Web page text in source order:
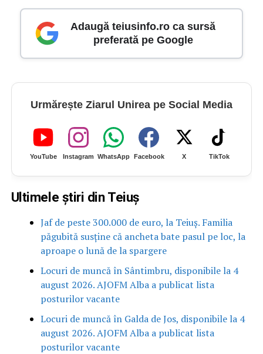
Adaugă teiusinfo.ro ca sursă
preferată pe Google
Urmărește Ziarul Unirea pe Social Media
YouTube Instagram WhatsApp Facebook X TikTok
Ultimele știri din Teiuș
Jaf de peste 300.000 de euro, la Teiuș. Familia
păgubită susține că ancheta bate pasul pe loc, la
aproape o lună de la spargere
Locuri de muncă în Sântimbru, disponibile la 4
august 2026. AJOFM Alba a publicat lista
posturilor vacante
Locuri de muncă în Galda de Jos, disponibile la 4
august 2026. AJOFM Alba a publicat lista
posturilor vacante